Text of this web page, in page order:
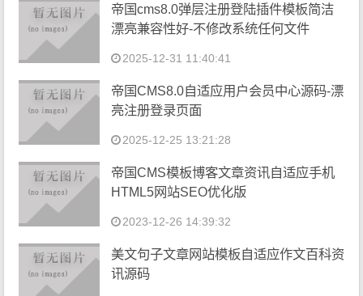
帝国cms8.0弹层注册登陆插件模板简洁
漂亮兼容性好-不修改系统任何文件
2025-12-31 11:40:41
帝国CMS8.0自适应用户会员中心源码-漂
亮注册登录页面
2025-12-25 13:21:28
帝国CMS模板博客文章资讯自适应手机
HTML5网站SEO优化版
2023-12-26 14:39:32
美文句子文章网站模板自适应作文百科资
讯源码